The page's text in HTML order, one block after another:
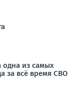
из самых
за всё время СВО